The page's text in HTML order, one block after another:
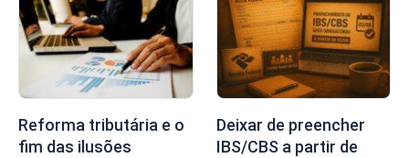
Reforma tributária e o
fim das ilusões
Deixar de preencher
IBS/CBS a partir de